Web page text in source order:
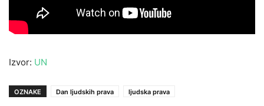
Izvor: UN
OZNAKE Dan ljudskih prava ljudska prava